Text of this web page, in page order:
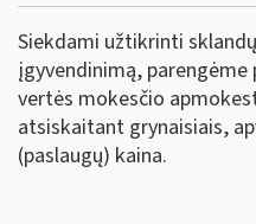
Siekdami užtikrinti
įgyvendinimą,
vertės mokesčio
atsiskaitant grynaisiais,
(paslaugų) kaina.